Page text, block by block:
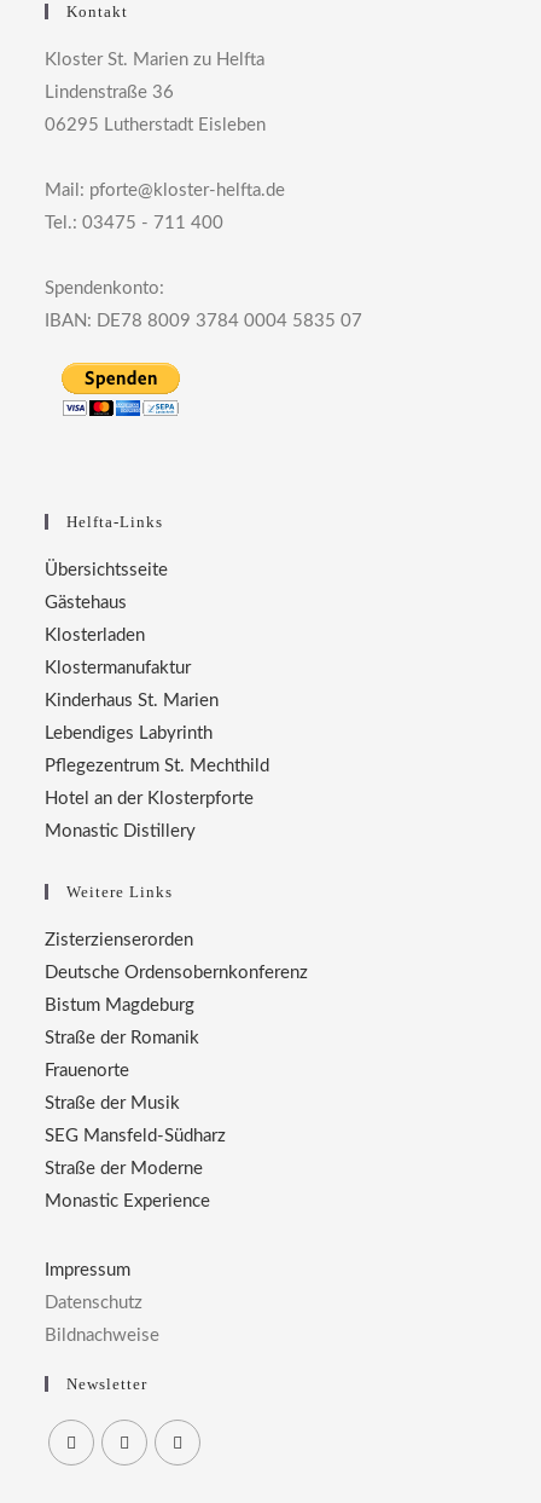
Kontakt
Kloster St. Marien zu Helfta
Lindenstraße 36
06295 Lutherstadt Eisleben
Mail: pforte@kloster-helfta.de
Tel.: 03475 - 711 400
Spendenkonto:
IBAN: DE78 8009 3784 0004 5835 07
Helfta-Links
Übersichtsseite
Gästehaus
Klosterladen
Klostermanufaktur
Kinderhaus St. Marien
Lebendiges Labyrinth
Pflegezentrum St. Mechthild
Hotel an der Klosterpforte
Monastic Distillery
Weitere Links
Zisterzienserorden
Deutsche Ordensobernkonferenz
Bistum Magdeburg
Straße der Romanik
Frauenorte
Straße der Musik
SEG Mansfeld-Südharz
Straße der Moderne
Monastic Experience
Impressum
Datenschutz
Bildnachweise
Newsletter